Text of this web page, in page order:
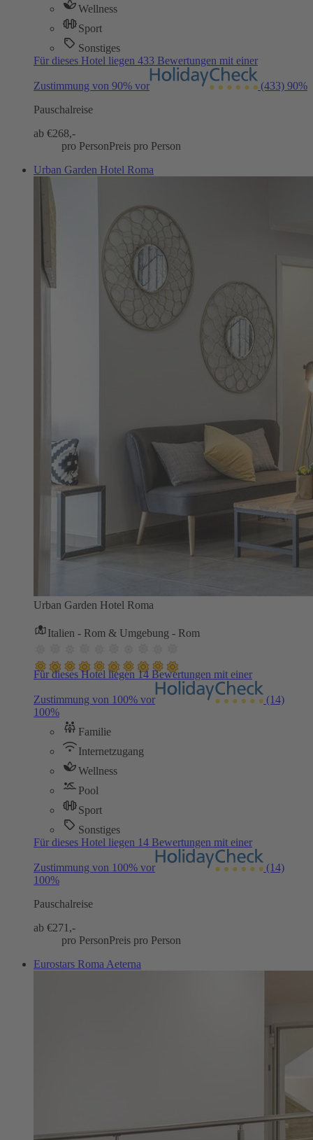
Wellness
Sport
Sonstiges
Für dieses Hotel liegen 433 Bewertungen mit einer
Zustimmung von 90% vor (433) 90%
Pauschalreise
ab €268,-
pro PersonPreis pro Person
Urban Garden Hotel Roma
Urban Garden Hotel Roma
Italien - Rom & Umgebung - Rom
Für dieses Hotel liegen 14 Bewertungen mit einer
Zustimmung von 100% vor
(14)
100%
Familie
Internetzugang
Wellness
Pool
Sport
Sonstiges
Für dieses Hotel liegen 14 Bewertungen mit einer
Zustimmung von 100% vor
(14)
100%
Pauschalreise
ab €271,-
pro PersonPreis pro Person
Eurostars Roma Aeterna